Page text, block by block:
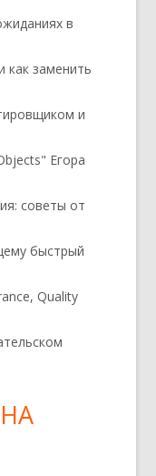
в
как заменить
и
Егора
советы от
быстрый
Quality